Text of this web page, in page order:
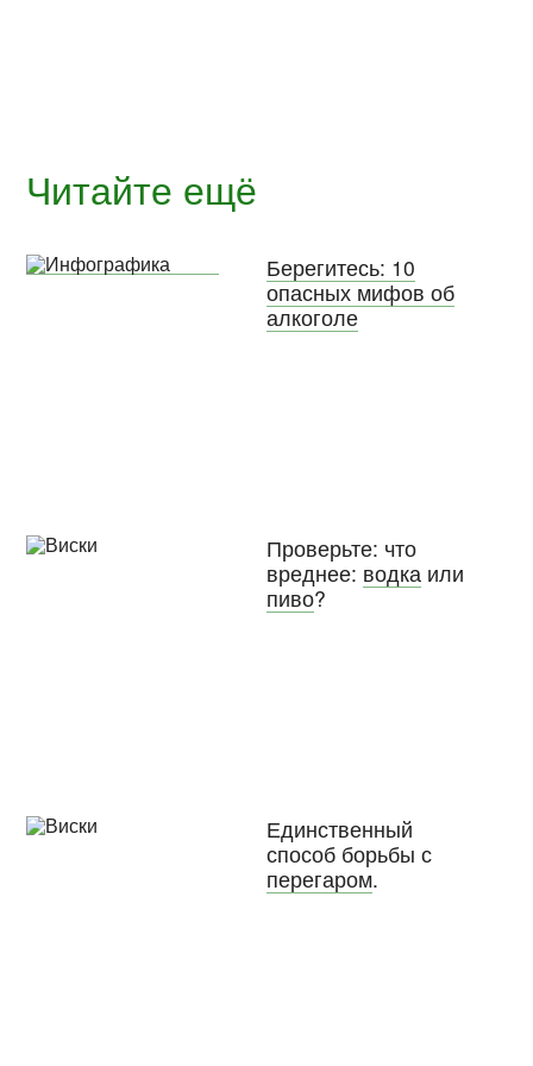
Читайте ещё
Берегитесь: 10
опасных мифов об
алкоголе
Проверьте: что
вреднее: водка или
пиво?
Единственный
способ борьбы с
перегаром.